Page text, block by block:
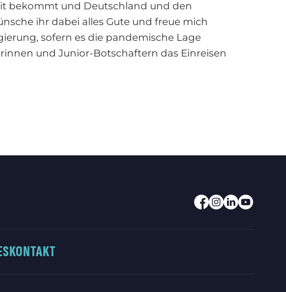
bekommt und Deutschland und den
ihr dabei alles Gute und freue mich
sofern es die pandemische Lage
und Junior-Botschaftern das Einreisen
KONTAKT